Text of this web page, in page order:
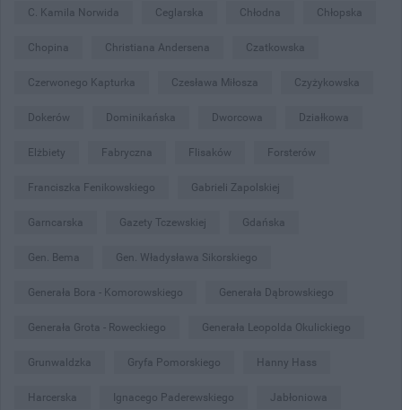
C. Kamila Norwida Ceglarska Chłodna Chłopska
Chopina Christiana Andersena Czatkowska
Czerwonego Kapturka Czesława Miłosza Czyżykowska
Dokerów Dominikańska Dworcowa Działkowa
Elżbiety Fabryczna Flisaków Forsterów
Franciszka Fenikowskiego Gabrieli Zapolskiej
Garncarska Gazety Tczewskiej Gdańska
Gen. Bema Gen. Władysława Sikorskiego
Generała Bora - Komorowskiego Generała Dąbrowskiego
Generała Grota - Roweckiego Generała Leopolda Okulickiego
Grunwaldzka Gryfa Pomorskiego Hanny Hass
Harcerska Ignacego Paderewskiego Jabłoniowa